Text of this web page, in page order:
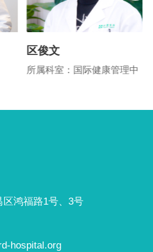
区俊文
所属科室：国际健康管理中
鸿福路1号、3号
hospital.org